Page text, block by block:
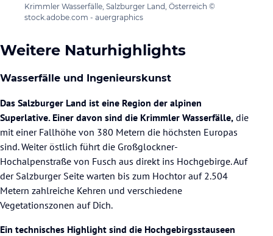
Krimmler Wasserfälle, Salzburger Land, Österreich ©
stock.adobe.com - auergraphics
Weitere Naturhighlights
Wasserfälle und Ingenieurskunst
Das Salzburger Land ist eine Region der alpinen
Superlative. Einer davon sind die Krimmler Wasserfälle, die
mit einer Fallhöhe von 380 Metern die höchsten Europas
sind. Weiter östlich führt die Großglockner-
Hochalpenstraße von Fusch aus direkt ins Hochgebirge. Auf
der Salzburger Seite warten bis zum Hochtor auf 2.504
Metern zahlreiche Kehren und verschiedene
Vegetationszonen auf Dich.
Ein technisches Highlight sind die Hochgebirgsstauseen